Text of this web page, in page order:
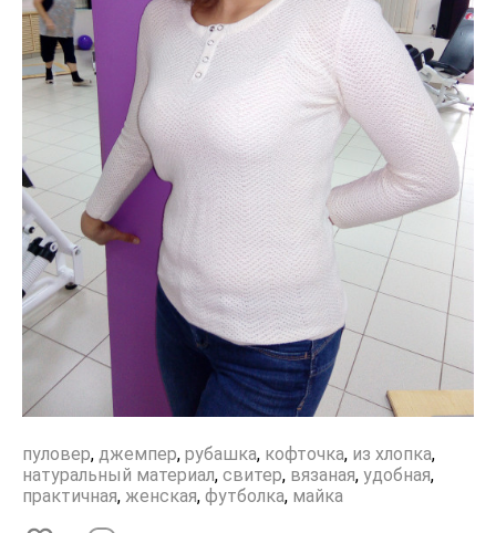
пуловер, джемпер, рубашка, кофточка, из хлопка,
натуральный материал, свитер, вязаная, удобная,
практичная, женская, футболка, майка